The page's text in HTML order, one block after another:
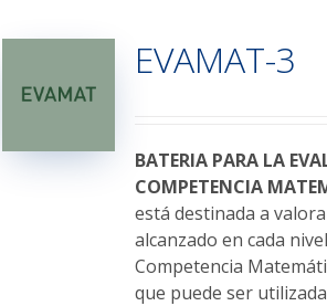
Las
opciones
elegir
en
la
página
de
producto
EVAMAT-3
BATERIA PARA LA
COMPETENCIA
está destinada a
alcanzado en cada
Competencia
que puede ser